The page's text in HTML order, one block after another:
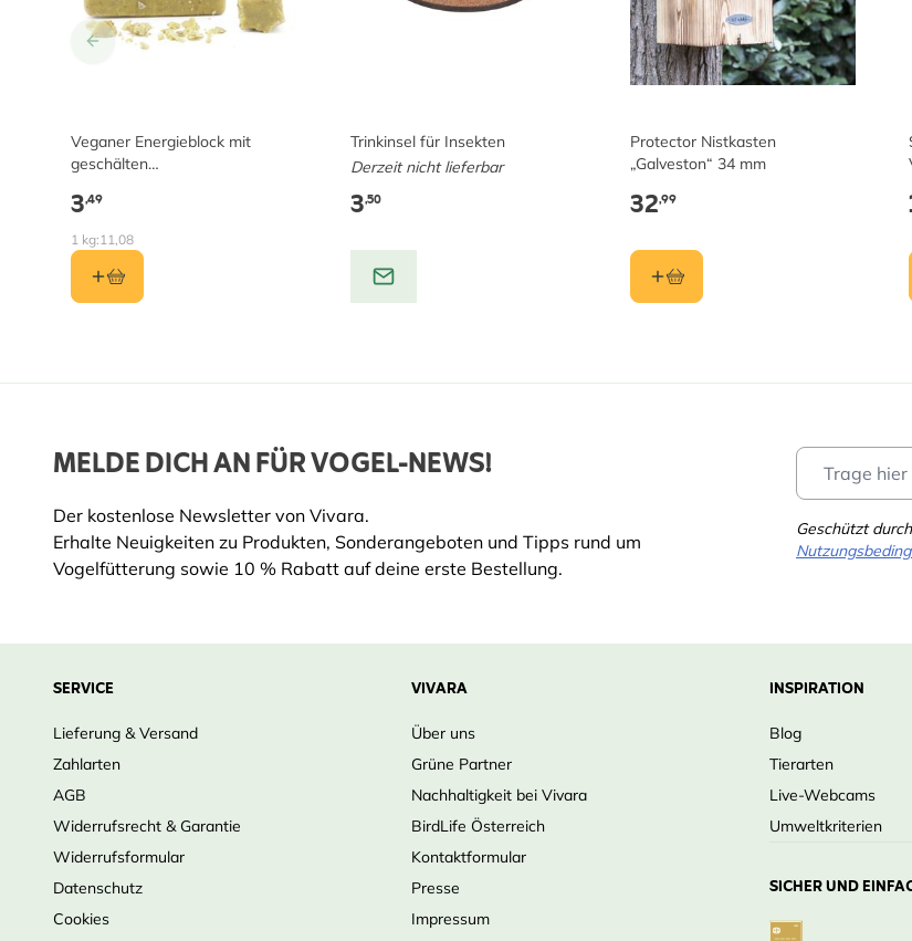
Veganer Energieblock mit
geschälten
3,49
1 kg: 11,08
Trinkinsel für Insekten
Derzeit nicht lieferbar
3,50
Protector Nistkasten
„Galveston“ 34 mm
32,99
MELDE DICH AN FÜR VOGEL-NEWS!
Der kostenlose Newsletter von Vivara.
Erhalte Neuigkeiten zu Produkten, Sonderangeboten und Tipps rund um
Vogelfütterung sowie 10 % Rabatt auf deine erste Bestellung.
Geschützt
SERVICE
Lieferung & Versand
Zahlarten
AGB
Widerrufsrecht & Garantie
Widerrufsformular
Datenschutz
Cookies
VIVARA
Über uns
Grüne Partner
Nachhaltigkeit bei Vivara
BirdLife Österreich
Kontaktformular
Presse
Impressum
INSPIRATION
Blog
Tierarten
Live-Webcams
Umweltkriterien
SICHER UND